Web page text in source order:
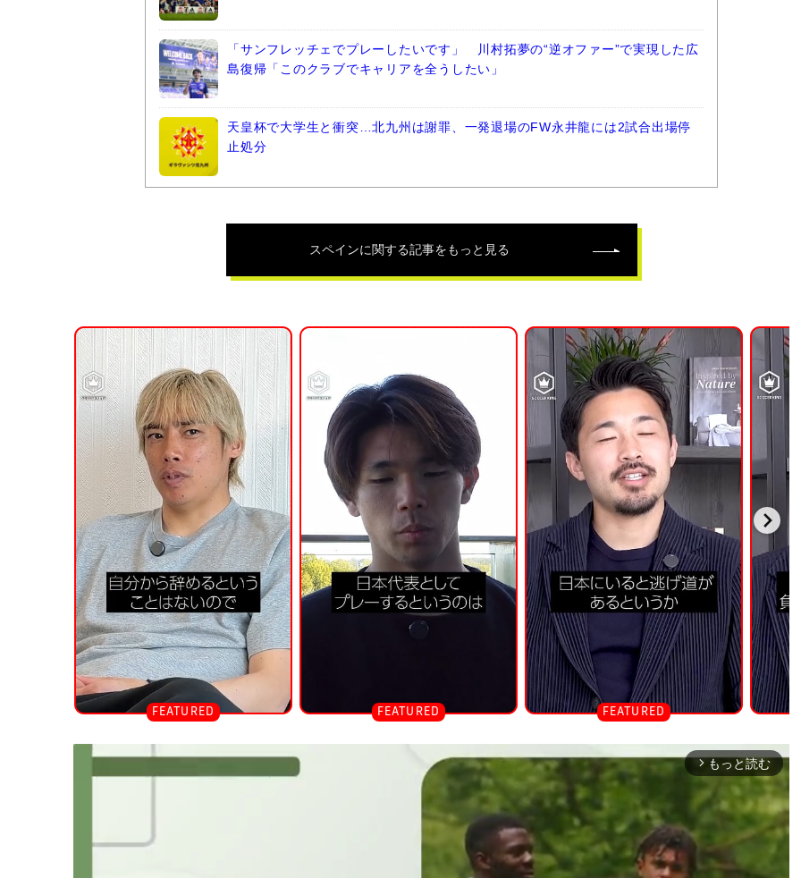
「サンフレッチェでプレーしたいです」 川村拓夢の“逆オファー”で実現した広
島復帰「このクラブでキャリアを全うしたい」
天皇杯で大学生と衝突…北九州は謝罪、一発退場のFW永井龍には2試合出場停
止処分
スペインに関する記事をもっと見る
arrow_forward_ios もっと読む